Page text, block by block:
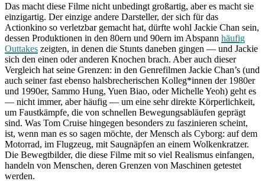
Das macht diese Filme nicht unbedingt großartig, aber es macht sie
einzigartig. Der einzige andere Darsteller, der sich für das
Actionkino so verletzbar gemacht hat, dürfte wohl Jackie Chan sein,
dessen Produktionen in den 80ern und 90ern im Abspann häufig
Outtakes zeigten, in denen die Stunts daneben gingen — und Jackie
sich den einen oder anderen Knochen brach. Aber auch dieser
Vergleich hat seine Grenzen: in den Genrefilmen Jackie Chan’s (und
auch seiner fast ebenso halsbrecherischen Kolleg*innen der 1980er
und 1990er, Sammo Hung, Yuen Biao, oder Michelle Yeoh) geht es
— nicht immer, aber häufig — um eine sehr direkte Körperlichkeit,
um Faustkämpfe, die von schnellen Bewegungsabläufen geprägt
sind. Was Tom Cruise hingegen besonders zu faszinieren scheint,
ist, wenn man es so sagen möchte, der Mensch als Cyborg: auf dem
Motorrad, im Flugzeug, mit Saugnäpfen an einem Wolkenkratzer.
Die Bewegtbilder, die diese Filme mit so viel Realismus einfangen,
handeln von Menschen, deren Grenzen von Maschinen getestet
werden.